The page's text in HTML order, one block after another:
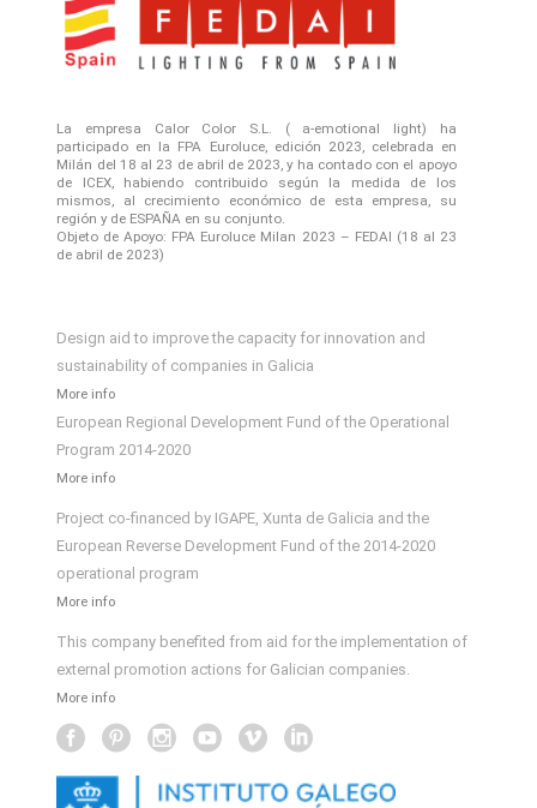
La empresa Calor Color S.L. ( a-emotional light) ha
participado en la FPA Euroluce, edición 2023, celebrada en
Milán del 18 al 23 de abril de 2023, y ha contado con el apoyo
de ICEX, habiendo contribuido según la medida de los
mismos, al crecimiento económico de esta empresa, su
región y de ESPAÑA en su conjunto.
Objeto de Apoyo: FPA Euroluce Milan 2023 – FEDAI (18 al 23
de abril de 2023)
Design aid to improve the capacity for innovation and
sustainability of companies in Galicia
More info
European Regional Development Fund of the Operational
Program 2014-2020
More info
Project co-financed by IGAPE, Xunta de Galicia and the
European Reverse Development Fund of the 2014-2020
operational program
More info
This company benefited from aid for the implementation of
external promotion actions for Galician companies.
More info